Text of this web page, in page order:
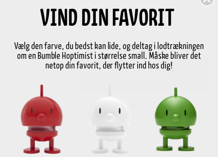
StørrelseL
+
1-3 dages levering
GRATIS FRAGT
over499 DKK
E-MÆRKET
HURTIG LEVERING
1-3 hverdage
VIND DIN FAVORIT
Vælg den farve, du bedst kan lide, og deltag i lodtrækningen
om en Bumble Hoptimist i størrelse small. Måske bliver det
netop din favorit, der flytter ind hos dig!